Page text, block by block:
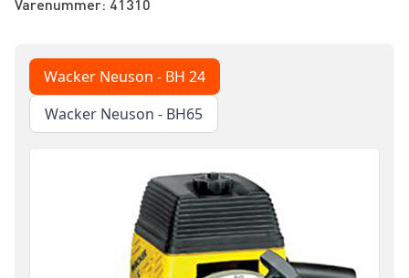
Varenummer: 41310
Wacker Neuson - BH 24
Wacker Neuson - BH65